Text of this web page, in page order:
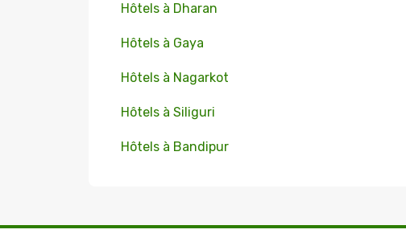
Hôtels à Dharan
Hôtels à Gaya
Hôtels à Nagarkot
Hôtels à Siliguri
Hôtels à Bandipur